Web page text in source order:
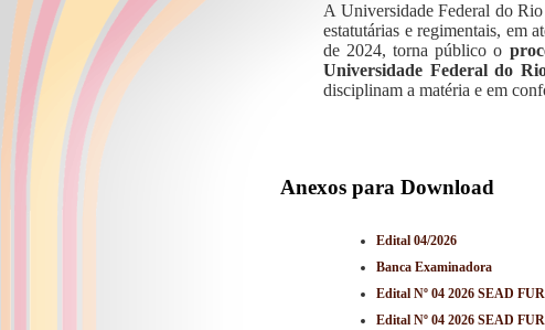
A Universidade Federal do
estatutárias e regimentais, em
de 2024, torna público o
Universidade Federal do
disciplinam a matéria e em
Anexos para Download
Edital 04/2026
Banca Examinadora
Edital Nº 04 2026 SEAD
Edital Nº 04 2026 SEAD